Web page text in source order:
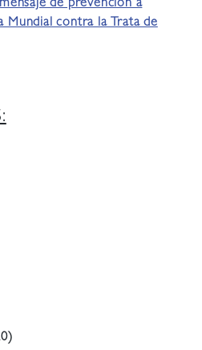
de prevención a
Mundial contra la Trata de